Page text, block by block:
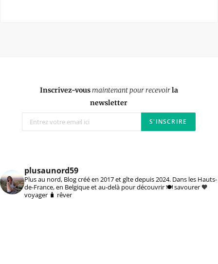
Inscrivez-vousmaintenant pour recevoirla
newsletter
plusaunord59
Plus au nord, Blog créé en 2017 et gîte depuis 2024. Dans les Hauts-
de-France, en Belgique et au-delà pour découvrir 🍽️ savourer 🧡
voyager 🧳 rêver